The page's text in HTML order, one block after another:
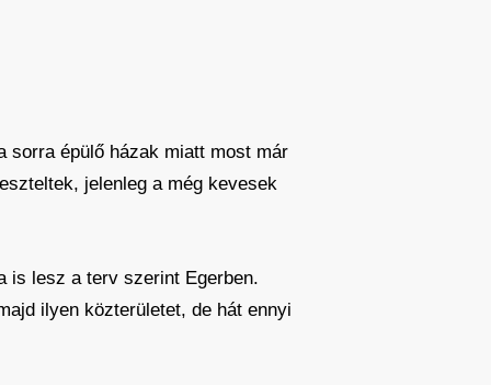
sorra épülő házak miatt most már
jelenleg a még kevesek
is lesz a terv szerint Egerben.
ilyen közterületet, de hát ennyi